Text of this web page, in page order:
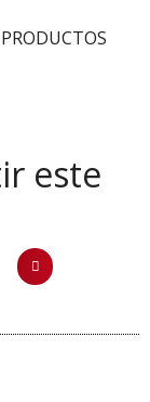
este